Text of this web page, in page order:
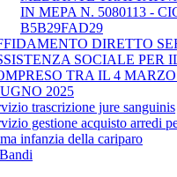
IN MEPA N. 5080113 -
B5B29FAD29
DIRETTO
SOCIALE PER
TRA IL 4
2025
trascrizione jure sanguinis
gestione acquisto arredi
infanzia della cariparo